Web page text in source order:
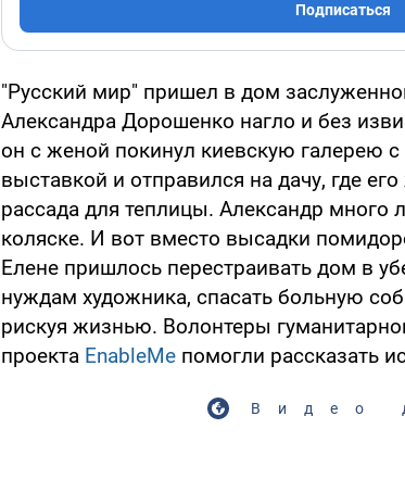
Подписаться
"Русский мир" пришел в дом
Александра Дорошенко нагло и без
он с женой покинул киевскую галерею
выставкой и отправился на дачу, где
рассада для теплицы. Александр много
коляске. И вот вместо высадки
Елене пришлось перестраивать дом в
нуждам художника, спасать больную
рискуя жизнью. Волонтеры
проекта EnableMe помогли рассказать
Видео